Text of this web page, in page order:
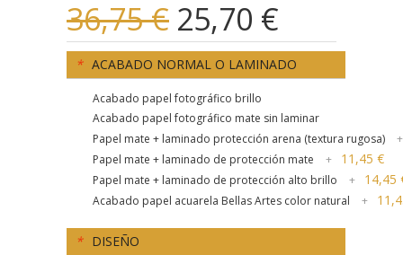
36,75 € 25,70 €
* ACABADO NORMAL O LAMINADO
Acabado papel fotográfico brillo
Acabado papel fotográfico mate sin laminar
Papel mate + laminado protección arena (textura rugosa)
+
Papel mate + laminado de protección mate
+ 11,45 €
Papel mate + laminado de protección alto brillo + 14,45
Acabado papel acuarela Bellas Artes color natural +
* DISEÑO